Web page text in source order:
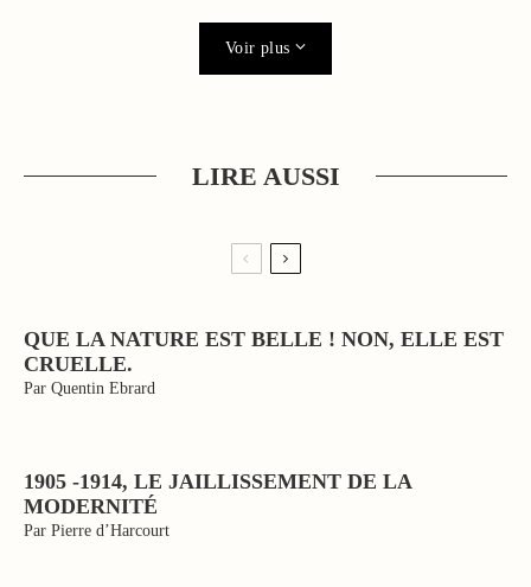
Voir plus
LIRE AUSSI
QUE LA NATURE EST BELLE ! NON, ELLE EST
CRUELLE.
Par Quentin Ebrard
1905 -1914, LE JAILLISSEMENT DE LA
MODERNITÉ
Par Pierre d’Harcourt